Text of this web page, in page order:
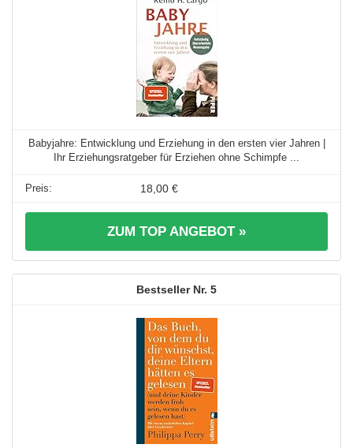
Babyjahre: Entwicklung und Erziehung in den ersten vier Jahren |
Ihr Erziehungsratgeber für Erziehen ohne Schimpfe ...
18,00 €
ZUM TOP ANGEBOT »
5